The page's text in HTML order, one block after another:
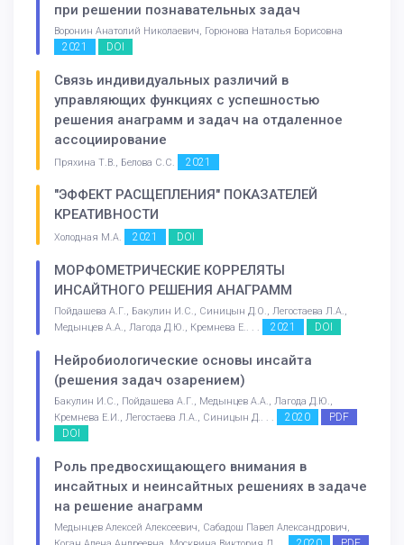
при решении познавательных задач
Воронин Анатолий Николаевич, Горюнова Наталья Борисовна
2021 DOI
Связь индивидуальных различий в
управляющих функциях с успешностью
решения анаграмм и задач на отдаленное
ассоциирование
Пряхина Т.В., Белова С.С. 2021
"ЭФФЕКТ РАСЩЕПЛЕНИЯ" ПОКАЗАТЕЛЕЙ
КРЕАТИВНОСТИ
Холодная М.А. 2021 DOI
МОРФОМЕТРИЧЕСКИЕ КОРРЕЛЯТЫ
ИНСАЙТНОГО РЕШЕНИЯ АНАГРАММ
Пойдашева А.Г., Бакулин И.С., Синицын Д.О., Легостаева Л.А.,
Медынцев А.А., Лагода Д.Ю., Кремнева Е.. . .
2021 DOI
Нейробиологические основы инсайта
(решения задач озарением)
Бакулин И.С., Пойдашева А.Г., Медынцев А.А., Лагода Д.Ю.,
Кремнева Е.И., Легостаева Л.А., Синицын Д.. . .
2020
PDF
DOI
Роль предвосхищающего внимания в
инсайтных и неинсайтных решениях в задаче
на решение анаграмм
Медынцев Алексей Алексеевич, Сабадош Павел Александрович,